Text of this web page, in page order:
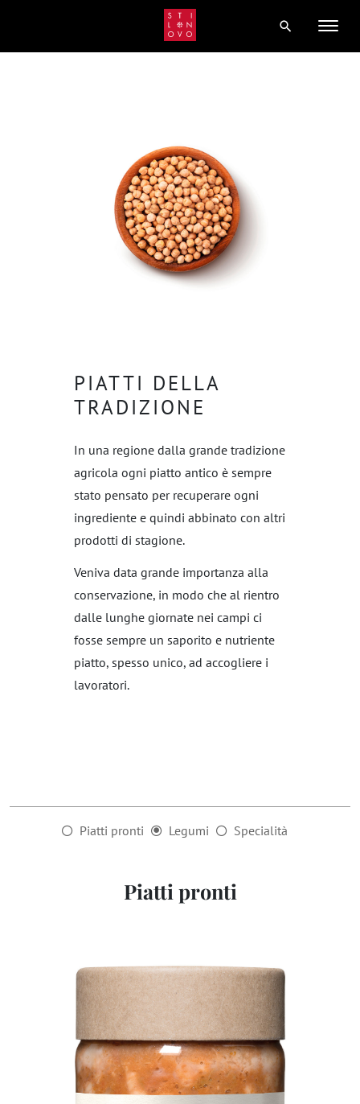
CROSTINI
OLIO EVO
CONDIMENTI
SELEZIONE
PIATTI DELLA
TRADIZIONE
In una regione dalla grande tradizione
agricola ogni piatto antico è sempre
stato pensato per recuperare ogni
ingrediente e quindi abbinato con altri
prodotti di stagione.
Veniva data grande importanza alla
conservazione, in modo che al rientro
dalle lunghe giornate nei campi ci
fosse sempre un saporito e nutriente
piatto, spesso unico, ad accogliere i
lavoratori.
Piatti pronti Legumi Specialità
Piatti pronti